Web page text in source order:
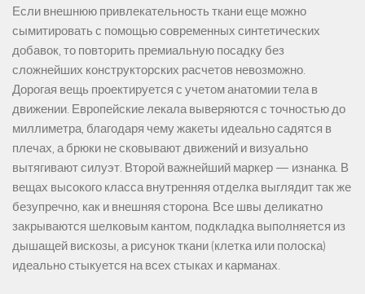
Если внешнюю привлекательность ткани еще можно
сымитировать с помощью современных синтетических
добавок, то повторить премиальную посадку без
сложнейших конструкторских расчетов невозможно.
Дорогая вещь проектируется с учетом анатомии тела в
движении. Европейские лекала выверяются с точностью до
миллиметра, благодаря чему жакеты идеально садятся в
плечах, а брюки не сковывают движений и визуально
вытягивают силуэт. Второй важнейший маркер — изнанка. В
вещах высокого класса внутренняя отделка выглядит так же
безупречно, как и внешняя сторона. Все швы деликатно
закрываются шелковым кантом, подкладка выполняется из
дышащей вискозы, а рисунок ткани (клетка или полоска)
идеально стыкуется на всех стыках и карманах.